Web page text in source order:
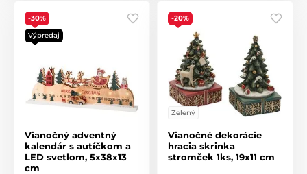
-30%
Výpredaj
Vianočný adventný
kalendár s autíčkom a
LED svetlom, 5x38x13
cm
-20%
Zelený
Vianočné dekorácie
hracia skrinka
stromček 1ks, 19x11 cm